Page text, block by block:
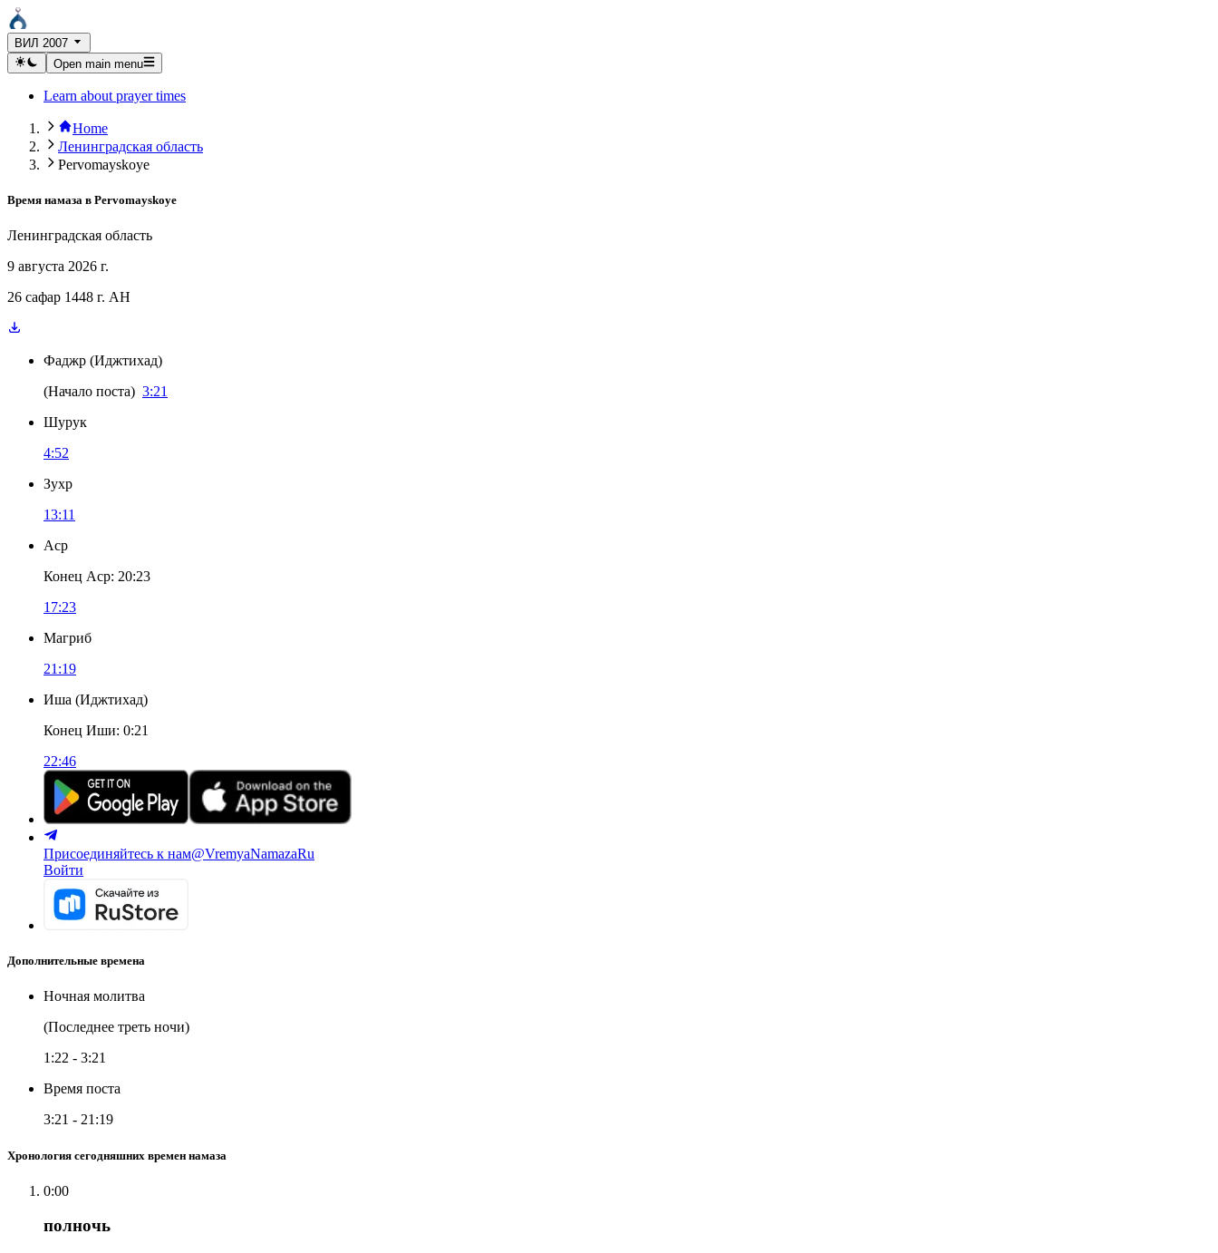
ВИЛ 2007
Open main menu
Learn about prayer times
Home
Ленинградская область
Pervomayskoye
Время намаза в Pervomayskoye
Ленинградская область
9 августа 2026 г.
26 сафар 1448 г. AH
Фаджр (Иджтихад)
(Начало поста) 3:21
Шурук
4:52
Зухр
13:11
Аср
Конец Аср: 20:23
17:23
Магриб
21:19
Иша (Иджтихад)
Конец Иши: 0:21
22:46
Присоединяйтесь к нам@VremyaNamazaRu
Войти
Дополнительные времена
Ночная молитва
(Последнее треть ночи)
1:22 - 3:21
Время поста
3:21 - 21:19
Хронология сегодняшних времен намаза
0:00
полночь